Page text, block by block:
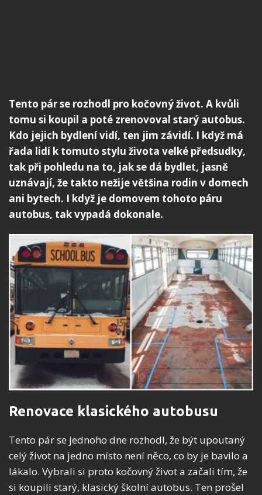
Tento pár se rozhodl pro kočovný život. A kvůli
tomu si koupil a poté zrenovoval starý autobus.
Kdo jejich bydlení vidí, ten jim závidí. I když má
řada lidí k tomuto stylu života velké předsudky,
tak při pohledu na to, jak se dá bydlet, jasně
uznávají, že takto nežije většina rodin v domech
ani bytech. I když je domovem tohoto páru
autobus, tak vypadá dokonale.
Renovace klasického autobusu
Tento pár se jednoho dne rozhodl, že být upoutaný
celý život na jedno místo není něco, co by je bavilo a
lákalo. Vybrali si proto kočovný život a začali tím, že
si koupili starý, klasický školní autobus. Ten prošel